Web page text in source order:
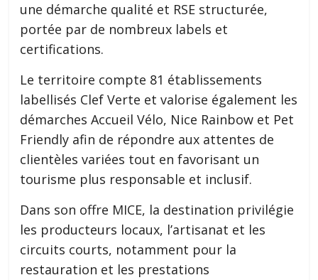
une démarche qualité et RSE structurée,
portée par de nombreux labels et
certifications.
Le territoire compte 81 établissements
labellisés Clef Verte et valorise également les
démarches Accueil Vélo, Nice Rainbow et Pet
Friendly afin de répondre aux attentes de
clientèles variées tout en favorisant un
tourisme plus responsable et inclusif.
Dans son offre MICE, la destination privilégie
les producteurs locaux, l’artisanat et les
circuits courts, notamment pour la
restauration et les prestations